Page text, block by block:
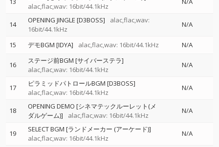
alac,flac,wav: 16bit/44.1kHz
14 OPENING JINGLE [D3BOSS]
alac,flac,wav:
16bit/44.1kHz
N/A
15 デモBGM [IDYA] alac,flac,wav: 16bit/44.1kHz N/A
16
ステージ前BGM [サイバーステラ]
alac,flac,wav: 16bit/44.1kHz
N/A
17
ピラミッドパトロールBGM [D3BOSS]
alac,flac,wav: 16bit/44.1kHz
N/A
18
OPENING DEMO [シネマテックルーレット(メ
ダルゲーム)]
alac,flac,wav: 16bit/44.1kHz
N/A
19
SELECT BGM [ランドメーカー (アーケード)]
alac,flac,wav: 16bit/44.1kHz
N/A